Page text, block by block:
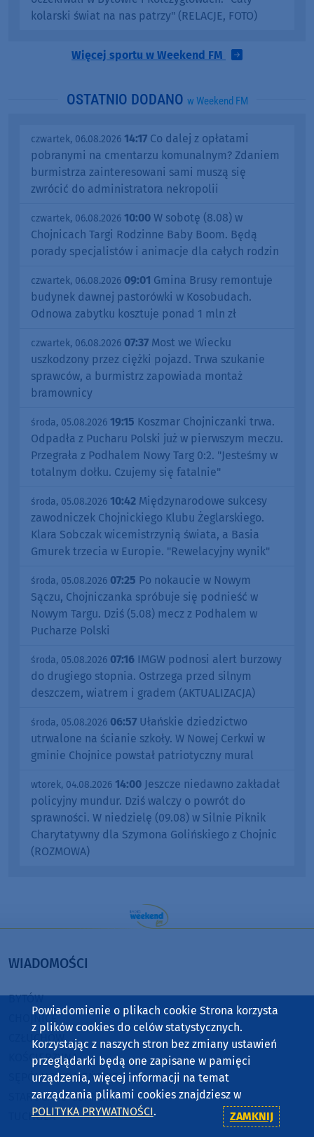
kolarski świat na nas patrzy" (RELACJE, FOTO)
Więcej sportu w Weekend FM
OSTATNIO DODANO w Weekend FM
czwartek, 06.08.2026 14:17 Co dalej z opłatami
pobranymi na cmentarzu komunalnym? Zdaniem
burmistrza zainteresowani sami muszą się
zwrócić do administratora nekropolii
czwartek, 06.08.2026 10:00 W sobotę (8.08) w
Chojnicach Targi Rodzinne Baby Boom. Będą
porady specjalistów i animacje dla całych rodzin
czwartek, 06.08.2026 09:01 Gmina Brusy remontuje
budynek dawnej pastorówki w Kosobudach.
Odnowa zabytku kosztuje ponad 1 mln zł
czwartek, 06.08.2026 07:37 Most we Wiecku
uszkodzony przez ciężki pojazd. Trwa szukanie
sprawców, a burmistrz zapowiada montaż
bramownicy
środa, 05.08.2026 19:15 Koszmar Chojniczanki trwa.
Odpadła z Pucharu Polski już w pierwszym meczu.
Przegrała z Podhalem Nowy Targ 0:2. "Jesteśmy w
totalnym dołku. Czujemy się fatalnie"
środa, 05.08.2026 10:42 Międzynarodowe sukcesy
zawodniczek Chojnickiego Klubu Żeglarskiego.
Klara Sobczak wicemistrzynią świata, a Basia
Gmurek trzecia w Europie. "Rewelacyjny wynik"
środa, 05.08.2026 07:25 Po nokaucie w Nowym
Sączu, Chojniczanka spróbuje się podnieść w
Nowym Targu. Dziś (5.08) mecz z Podhalem w
Pucharze Polski
środa, 05.08.2026 07:16 IMGW podnosi alert burzowy
do drugiego stopnia. Ostrzega przed silnym
deszczem, wiatrem i gradem (AKTUALIZACJA)
środa, 05.08.2026 06:57 Ułańskie dziedzictwo
utrwalone na ścianie szkoły. W Nowej Cerkwi w
gminie Chojnice powstał patriotyczny mural
wtorek, 04.08.2026 14:00 Jeszcze niedawno zakładał
policyjny mundur. Dziś walczy o powrót do
sprawności. W niedzielę (09.08) w Silnie Piknik
Charytatywny dla Szymona Golińskiego z Chojnic
(ROZMOWA)
WIADOMOŚCI
BYTÓW
CHOJNICE
CZŁUCHÓW
KOŚCIERZYNA
SĘPÓLNO KRAJEŃSKIE
STAROGARD GDAŃSKI
TUCHOLA
Powiadomienie o plikach cookie Strona korzysta
z plików cookies do celów statystycznych.
Korzystając z naszych stron bez zmiany ustawień
przeglądarki będą one zapisane w pamięci
urządzenia, więcej informacji na temat
zarządzania plikami cookies znajdziesz w
POLITYKA PRYWATNOŚCI. ZAMKNIJ